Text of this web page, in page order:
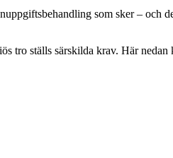
som sker – och
ställs särskilda krav. Här nedan